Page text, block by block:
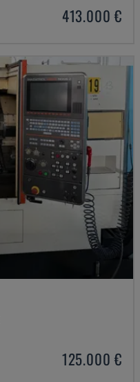
413.000 €
125.000 €